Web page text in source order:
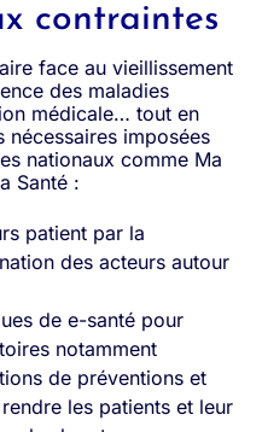
contraintes
face au vieillissement
des maladies
médicale… tout en
nécessaires imposées
nationaux comme Ma
Santé :
patient par la
des acteurs autour
de e-santé pour
notamment
de préventions et
les patients et leur